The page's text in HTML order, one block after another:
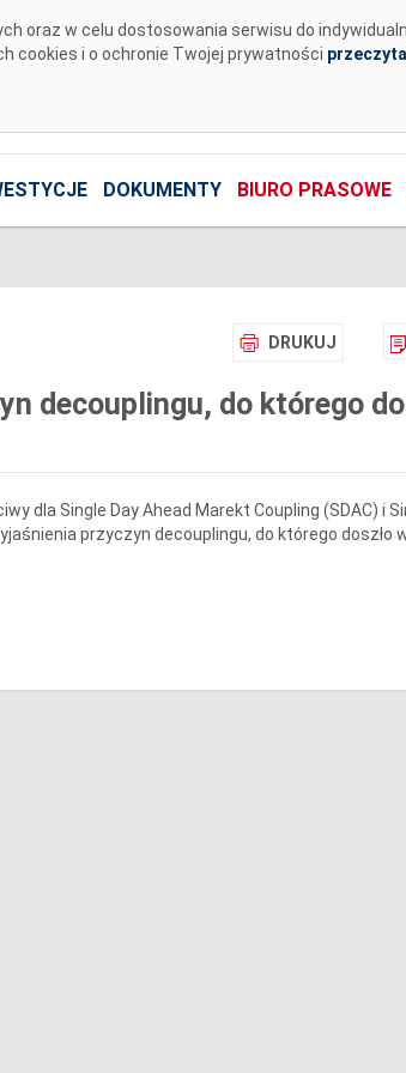
oraz w celu dostosowania serwisu do
cookies i o ochronie Twojej prywatności
DOKUMENTY BIURO PRASOWE
DRUKUJ
decouplingu, do którego
dla Single Day Ahead Marekt Coupling (SDAC) i
przyczyn decouplingu, do którego doszło